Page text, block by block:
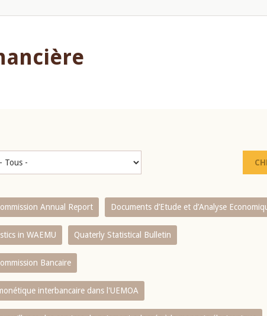
Annual Report Documents d’Etude et d’Analyse
in WAEMU Quaterly Statistical Bulletin
Bancaire
interbancaire dans l'UEMOA